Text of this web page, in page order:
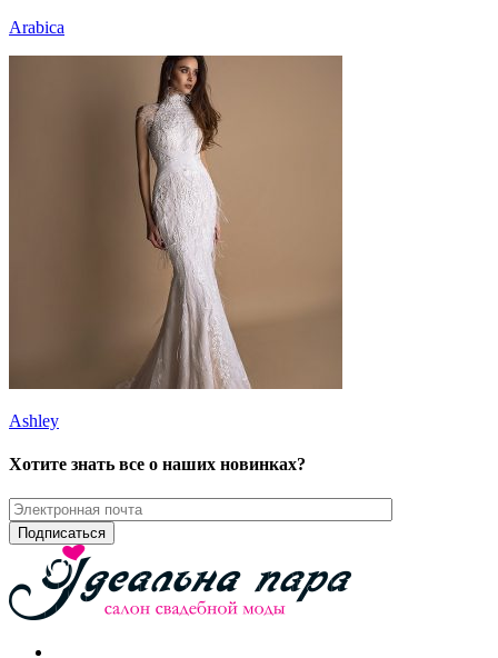
Arabica
Ashley
Хотите знать все о наших новинках?